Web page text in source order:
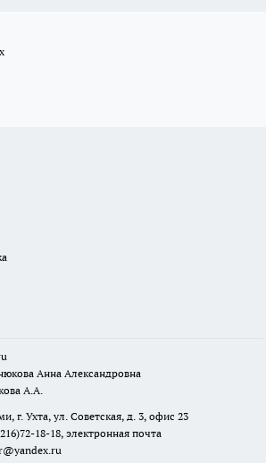
Анна Александровна
А.А.
г. Ухта, ул. Советская, д. 3, офис 23
18-18, электронная почта